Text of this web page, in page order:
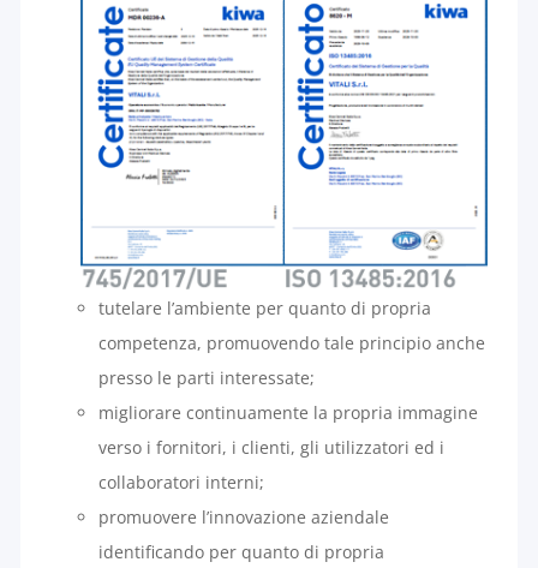
tutelare l’ambiente per quanto di propria
competenza, promuovendo tale principio anche
presso le parti interessate;
migliorare continuamente la propria immagine
verso i fornitori, i clienti, gli utilizzatori ed i
collaboratori interni;
promuovere l’innovazione aziendale
identificando per quanto di propria